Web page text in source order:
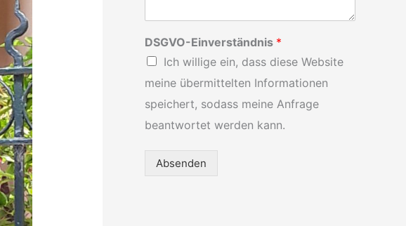
DSGVO-Einverständnis *
Ich willige ein, dass diese Website
meine übermittelten Informationen
speichert, sodass meine Anfrage
beantwortet werden kann.
Absenden